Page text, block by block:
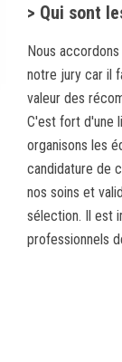
> Qui sont
Nous
notre jury car il
valeur des
C'est fort d'une
organisons les
candidature de
nos soins et
sélection. Il est
professionnels